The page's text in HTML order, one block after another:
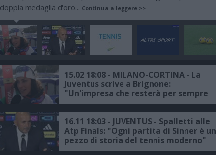
doppia medaglia d'oro... Continua a leggere >>
15.02 18:08 - MILANO-CORTINA - La
Juventus scrive a Brignone:
"Un'impresa che resterà per sempre
nella storia dello sport italiano"
16.11 18:03 - JUVENTUS - Spalletti alle
Atp Finals: "Ogni partita di Sinner è un
pezzo di storia del tennis moderno"